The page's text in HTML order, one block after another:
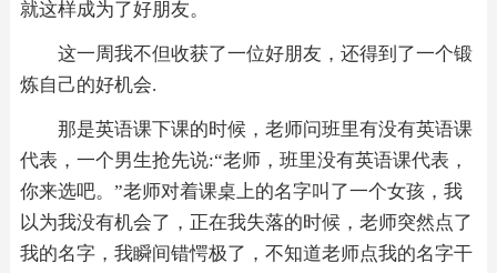
就这样成为了好朋友。
这一周我不但收获了一位好朋友，还得到了一个锻
炼自己的好机会.
那是英语课下课的时候，老师问班里有没有英语课
代表，一个男生抢先说:“老师，班里没有英语课代表，
你来选吧。”老师对着课桌上的名字叫了一个女孩，我
以为我没有机会了，正在我失落的时候，老师突然点了
我的名字，我瞬间错愕极了，不知道老师点我的名字干